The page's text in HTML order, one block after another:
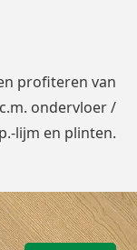
profiteren van
ondervloer/
lijm en plinten.